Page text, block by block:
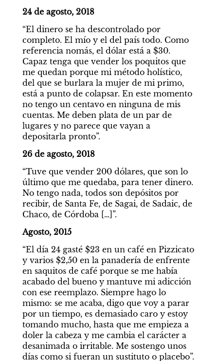
24 de agosto, 2018
“El dinero se ha descontrolado por
completo. El mío y el del país todo. Como
referencia nomás, el dólar está a $30.
Capaz tenga que vender los poquitos que
me quedan porque mi método holístico,
del que se burlara la mujer de mi primo,
está a punto de colapsar. En este momento
no tengo un centavo en ninguna de mis
cuentas. Me deben plata de un par de
lugares y no parece que vayan a
depositarla pronto”.
26 de agosto, 2018
“Tuve que vender 200 dólares, que son lo
último que me quedaba, para tener dinero.
No tengo nada, todos son depósitos por
recibir, de Santa Fe, de Sagai, de Sadaic, de
Chaco, de Córdoba […]”.
Agosto, 2015
“El día 24 gasté $23 en un café en Pizzicato
y varios $2,50 en la panadería de enfrente
en saquitos de café porque se me había
acabado del bueno y mantuve mi adicción
con ese reemplazo. Siempre hago lo
mismo: se me acaba, digo que voy a parar
por un tiempo, es demasiado caro y estoy
tomando mucho, hasta que me empieza a
doler la cabeza y me cambia el carácter a
desanimada o irritable. Me sostengo unos
días como si fueran un sustituto o placebo”.